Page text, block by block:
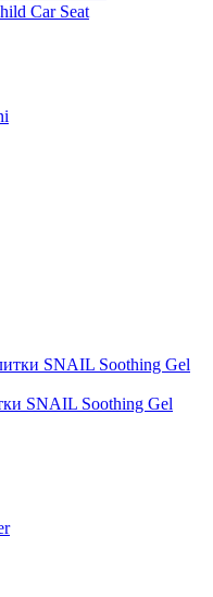
Car Seat
SNAIL Soothing Gel